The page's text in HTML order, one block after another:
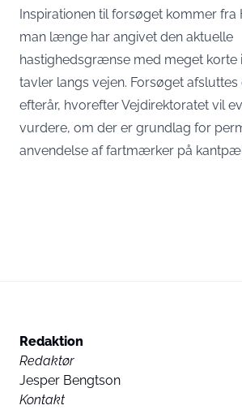
Inspirationen til forsøget kommer fra
man længe har angivet den aktuelle
hastighedsgrænse med meget korte
tavler langs vejen. Forsøget
efterår, hvorefter Vejdirektoratet vil
vurdere, om der er grundlag for
anvendelse af fartmærker på
Redaktion
Redaktør
Jesper Bengtson
Kontakt